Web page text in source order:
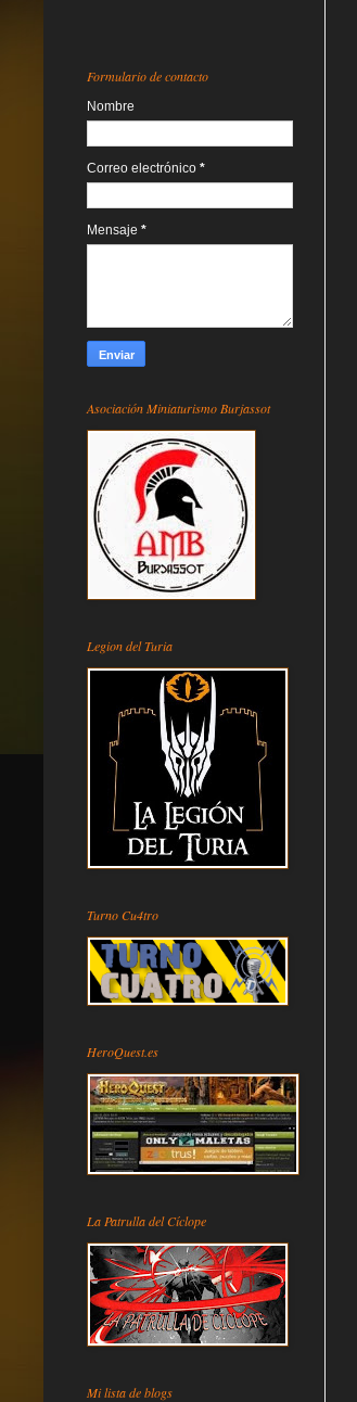
Formulario de contacto
Nombre
Correo electrónico *
Mensaje *
Asociación Miniaturismo Burjassot
Legion del Turia
Turno Cu4tro
HeroQuest.es
La Patrulla del Cíclope
Mi lista de blogs